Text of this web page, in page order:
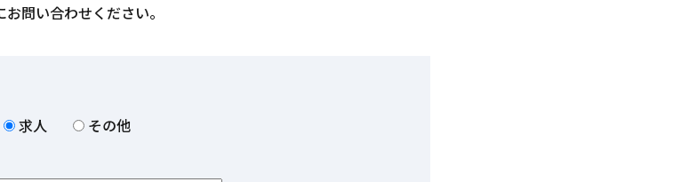
問い合わせください。
求人 その他